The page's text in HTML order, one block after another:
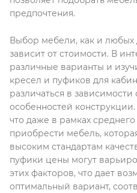
предпочтения.
Выбор мебели, как и любых
зависит от стоимости. В
различные варианты и
кресел и пуфиков для
различаться в
особенностей
что даже в рамках
приобрести мебель,
высоким стандартам
пуфики цены могут
этих факторов, что дает
оптимальный вариант,